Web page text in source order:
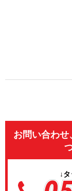
お問い合わ
↓